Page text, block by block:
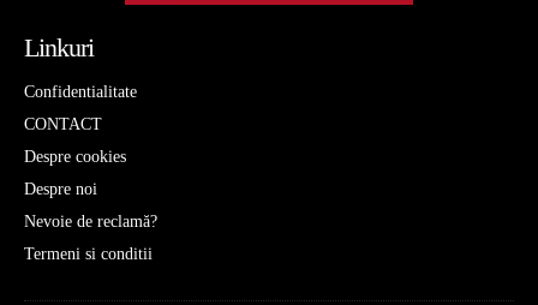
Linkuri
Confidentialitate
CONTACT
Despre cookies
Despre noi
Nevoie de reclamă?
Termeni si conditii